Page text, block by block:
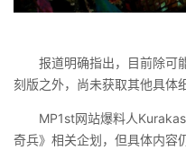
报道明确指出，目前除可
刻版之外，尚未获取其他具体
MP1st网站爆料人
奇兵》相关企划，但具体内容